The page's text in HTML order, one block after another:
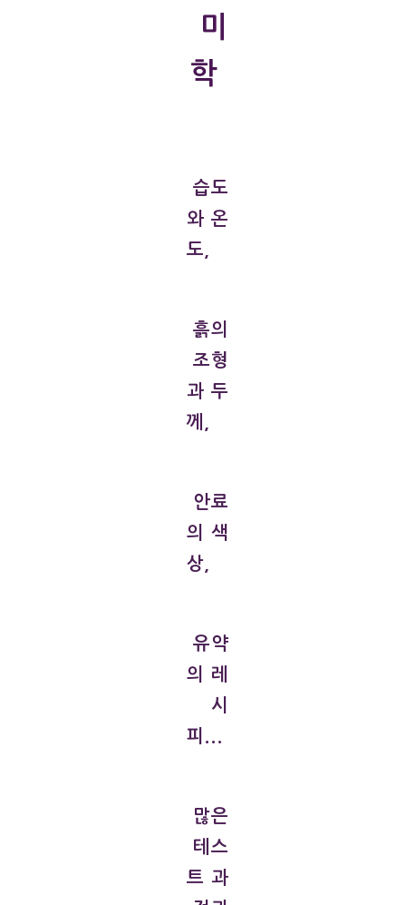
미
학
습도
와 온
도,
흙의
조형
과 두
께,
안료
의 색
상,
유약
의 레
시
피...
많은
테스
트 과